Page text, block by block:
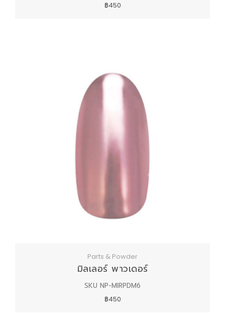
฿450
Parts & Powder
มิลเลอร์ พาวเดอร์
SKU NP-MIRPDM6
฿450